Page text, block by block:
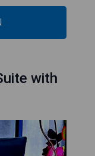
with